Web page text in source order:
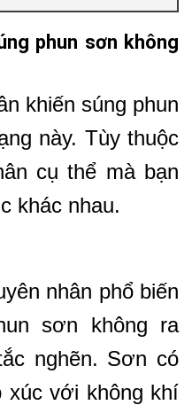
phun sơn không
khiến súng phun
này. Tùy thuộc
cụ thể mà bạn
khác nhau.
nhân phổ biến
sơn không ra
nghẽn. Sơn có
xúc với không khí